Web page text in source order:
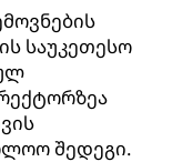
საუკეთესო
შედეგი.